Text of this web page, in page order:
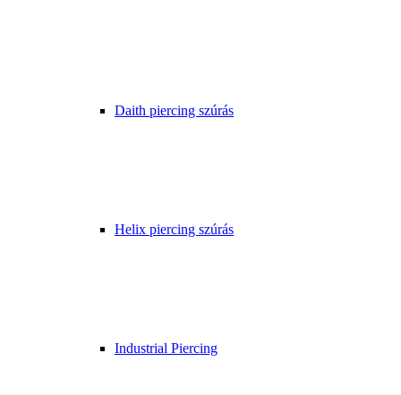
Daith piercing szúrás
Helix piercing szúrás
Industrial Piercing